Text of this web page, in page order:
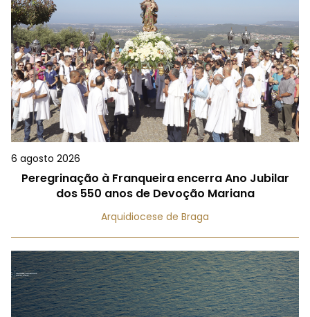
6 agosto 2026
Peregrinação à Franqueira encerra Ano Jubilar
dos 550 anos de Devoção Mariana
Arquidiocese de Braga